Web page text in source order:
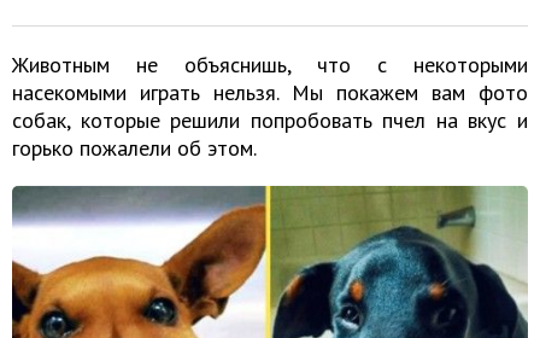
Животным не объяснишь, что с некоторыми
насекомыми играть нельзя. Мы покажем вам фото
собак, которые решили попробовать пчел на вкус и
горько пожалели об этом.